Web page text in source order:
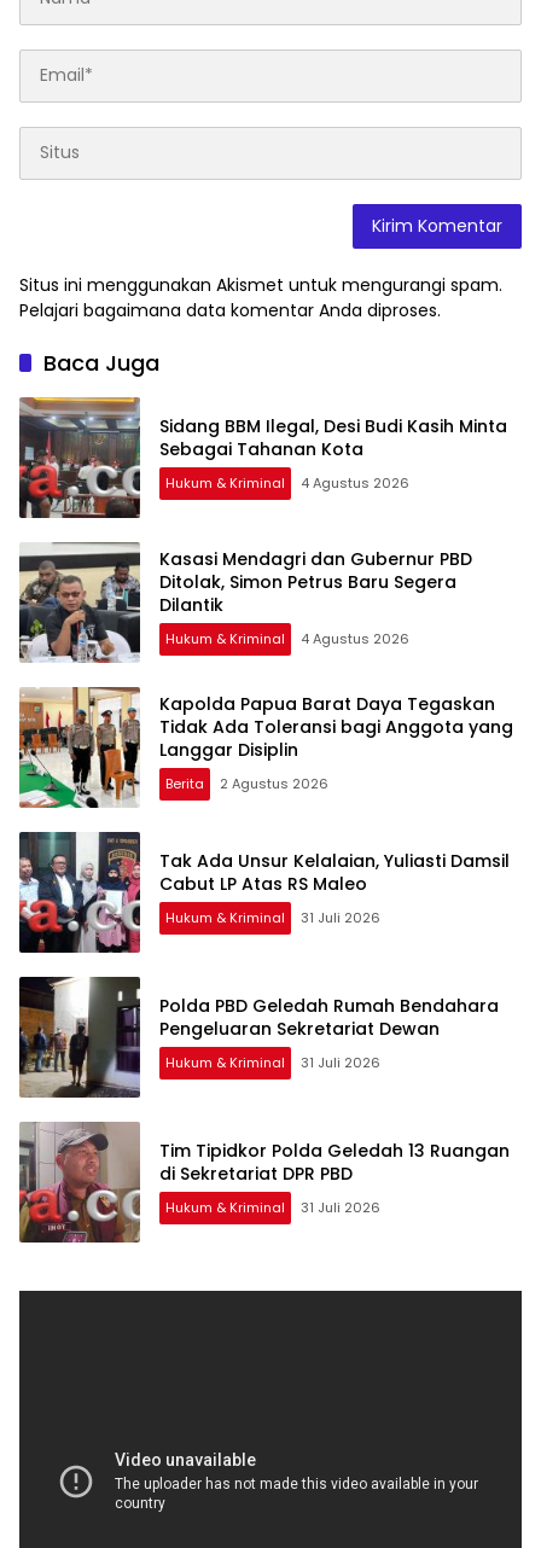
Situs ini menggunakan Akismet untuk mengurangi spam.
Pelajari bagaimana data komentar Anda diproses.
Baca Juga
Sidang BBM Ilegal, Desi Budi Kasih Minta
Sebagai Tahanan Kota
Hukum & Kriminal 4 Agustus 2026
Kasasi Mendagri dan Gubernur PBD
Ditolak, Simon Petrus Baru Segera
Dilantik
Hukum & Kriminal 4 Agustus 2026
Kapolda Papua Barat Daya Tegaskan
Tidak Ada Toleransi bagi Anggota yang
Langgar Disiplin
Berita 2 Agustus 2026
Tak Ada Unsur Kelalaian, Yuliasti Damsil
Cabut LP Atas RS Maleo
Hukum & Kriminal 31 Juli 2026
Polda PBD Geledah Rumah Bendahara
Pengeluaran Sekretariat Dewan
Hukum & Kriminal 31 Juli 2026
Tim Tipidkor Polda Geledah 13 Ruangan
di Sekretariat DPR PBD
Hukum & Kriminal 31 Juli 2026